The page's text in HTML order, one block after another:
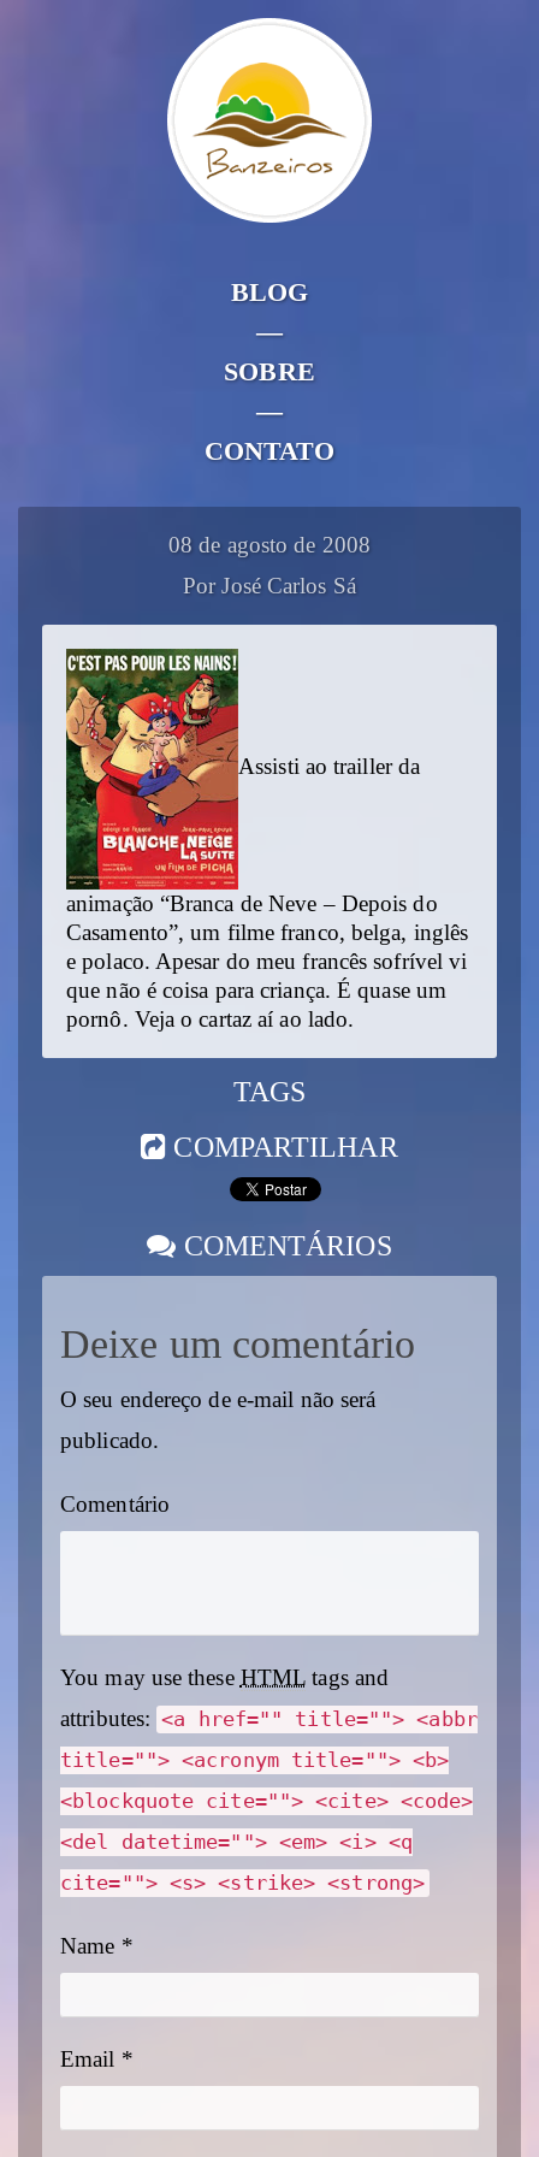
BLOG
—
SOBRE
—
CONTATO
08 de agosto de 2008
Por José Carlos Sá
Assisti ao trailler da
animação “Branca de Neve – Depois do
Casamento”, um filme franco, belga, inglês
e polaco. Apesar do meu francês sofrível vi
que não é coisa para criança. É quase um
pornô. Veja o cartaz aí ao lado.
TAGS
COMPARTILHAR
COMENTÁRIOS
Deixe um comentário
O seu endereço de e-mail não será
publicado.
Comentário
You may use these HTML tags and
attributes: <a href="" title=""> <abbr
title=""> <acronym title=""> <b>
<blockquote cite=""> <cite> <code>
<del datetime=""> <em> <i> <q
cite=""> <s> <strike> <strong>
Name *
Email *